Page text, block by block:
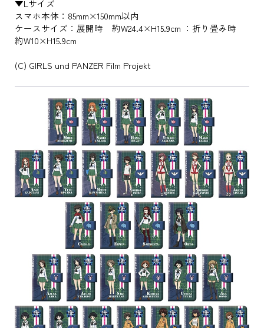
▼Lサイズ
スマホ本体：85mm×150mm以内
ケースサイズ：展開時 約W24.4×H15.9cm ：折り畳み時
約W10×H15.9cm
(C) GIRLS und PANZER Film Projekt